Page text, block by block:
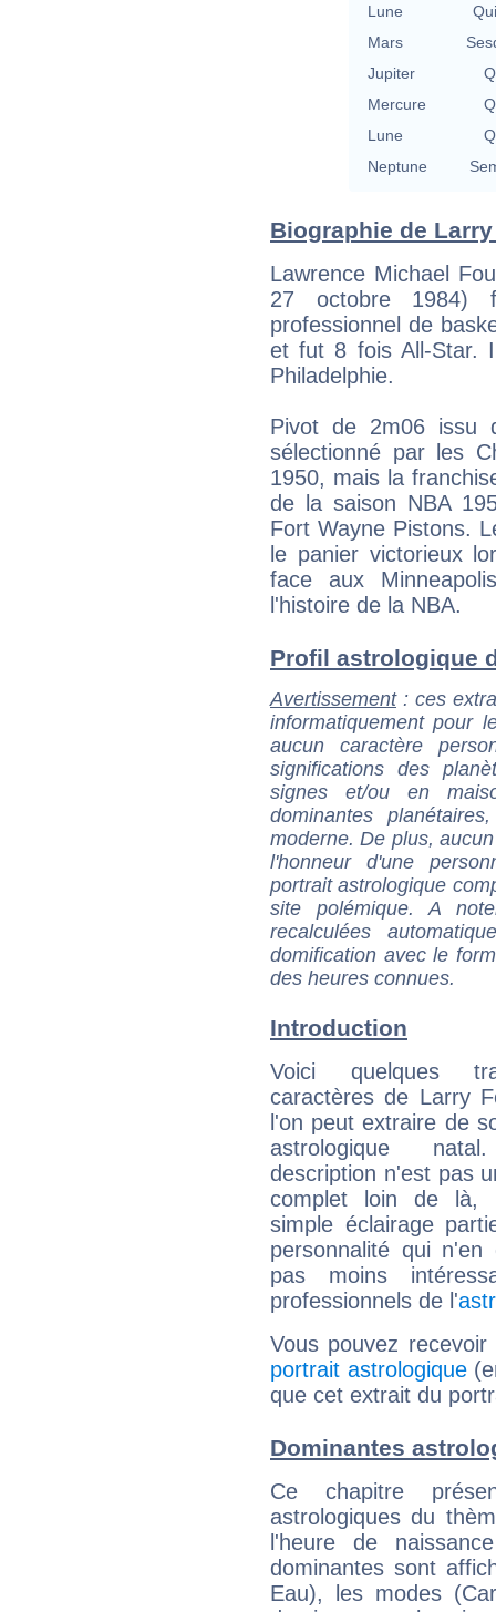
Lune
Mars
Jupiter
Mercure
Lune
Neptune
Biographie de
Lawrence Michael
27 octobre 1984)
professionnel de
et fut 8 fois All-Star.
Philadelphie.
Pivot de 2m06 issu
sélectionné par les
1950, mais la
de la saison NBA
Fort Wayne Pistons.
le panier victorieux
face aux
l'histoire de la NBA.
Profil astrologique
Avertissement: ces
informatiquement pour
aucun caractère
significations des
signes et/ou en
dominantes
moderne. De plus,
l'honneur d'une
portrait astrologique
site polémique. A
recalculées
domification avec le
des heures connues.
Introduction
Voici quelques
caractères de Larry
l'on peut extraire de
astrologique
description n'est pas
complet loin de là,
simple éclairage
personnalité qui n'en
pas moins
professionnels de l'
Vous pouvez
portrait astrologique
que cet extrait du
Dominantes
Ce chapitre
astrologiques du
l'heure de
dominantes sont
Eau), les modes